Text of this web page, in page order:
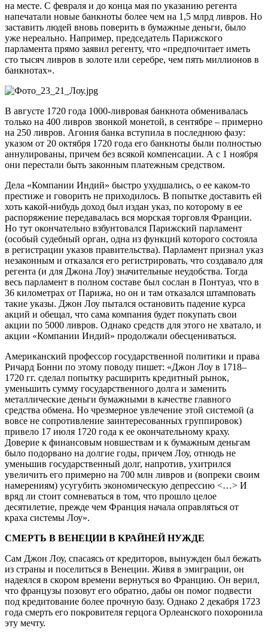
на месте. С февраля и до конца мая по указанию регента
напечатали новые банкноты более чем на 1,5 млрд ливров. Но
заставить людей вновь поверить в бумажные деньги, было
уже нереально. Например, председатель Парижского
парламента прямо заявил регенту, что «предпочитает иметь
сто тысяч ливров в золоте или серебре, чем пять миллионов в
банкнотах».
В августе 1720 года 1000-ливровая банкнота обменивалась
только на 400 ливров звонкой монетой, в сентябре – примерно
на 250 ливров. Агония банка вступила в последнюю фазу:
указом от 20 октября 1720 года его банкноты были полностью
аннулированы, причем без всякой компенсации. А с 1 ноября
они перестали быть законным платежным средством.
Дела «Компании Индий» быстро ухудшались, о ее каком-то
престиже и говорить не приходилось. В попытке доставить ей
хоть какой-нибудь доход был издан указ, по которому в ее
распоряжение передавалась вся морская торговля Франции.
Но тут окончательно взбунтовался Парижский парламент
(особый судебный орган, одна из функций которого состояла
в регистрации указов правительства). Парламент признал указ
незаконным и отказался его регистрировать, что создавало для
регента (и для Джона Лоу) значительные неудобства. Тогда
весь парламент в полном составе был сослан в Понтуаз, что в
36 километрах от Парижа, но он и там отказался штамповать
такие указы. Джон Лоу пытался остановить падение курса
акций и обещал, что сама компания будет покупать свои
акции по 5000 ливров. Однако средств для этого не хватало, и
акции «Компании Индий» продолжали обесцениваться.
Американский профессор государственной политики и права
Ричард Бонни по этому поводу пишет: «Джон Лоу в 1718–
1720 гг. сделал попытку расширить кредитный рынок,
уменьшить сумму государственного долга и заменить
металлические деньги бумажными в качестве главного
средства обмена. Но чрезмерное увлечение этой системой (а
вовсе не сопротивление заинтересованных группировок)
привело 17 июля 1720 года к ее окончательному краху.
Доверие к финансовым новшествам и к бумажным деньгам
было подорвано на долгие годы, причем Лоу, отнюдь не
уменьшив государственный долг, напротив, ухитрился
увеличить его примерно на 700 млн ливров и (вопреки своим
намерениям) усугубить экономическую депрессию <…> И
вряд ли стоит сомневаться в том, что прошло целое
десятилетие, прежде чем Франция начала оправляться от
краха системы Лоу».
СМЕРТЬ В ВЕНЕЦИИ В КРАЙНЕЙ НУЖДЕ
Сам Джон Лоу, спасаясь от кредиторов, вынужден был бежать
из страны и поселиться в Венеции. Живя в эмиграции, он
надеялся в скором времени вернуться во Францию. Он верил,
что французы позовут его обратно, дабы он помог подвести
под кредитование более прочную базу. Однако 2 декабря 1723
года смерть его покровителя герцога Орлеанского похоронила
эту мечту.